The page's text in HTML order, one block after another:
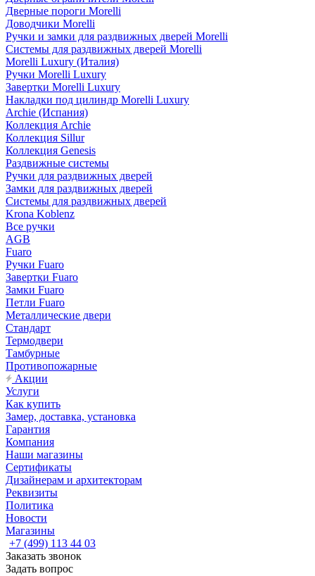
Дверные пороги Morelli
Доводчики Morelli
Ручки и замки для раздвижных дверей Morelli
Системы для раздвижных дверей Morelli
Morelli Luxury (Италия)
Ручки Morelli Luxury
Завертки Morelli Luxury
Накладки под цилиндр Morelli Luxury
Archie (Испания)
Коллекция Archie
Коллекция Sillur
Коллекция Genesis
Раздвижные системы
Ручки для раздвижных дверей
Замки для раздвижных дверей
Системы для раздвижных дверей
Krona Koblenz
Все ручки
AGB
Fuaro
Ручки Fuaro
Завертки Fuaro
Замки Fuaro
Петли Fuaro
Металлические двери
Стандарт
Термодвери
Тамбурные
Противопожарные
Акции
Услуги
Как купить
Замер, доставка, установка
Гарантия
Компания
Наши магазины
Сертификаты
Дизайнерам и архитекторам
Реквизиты
Политика
Новости
Магазины
+7 (499) 113 44 03
Заказать звонок
Задать вопрос